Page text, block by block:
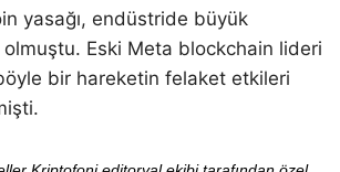
yasağı, endüstride büyük
Eski Meta blockchain lideri
bir hareketin felaket etkileri